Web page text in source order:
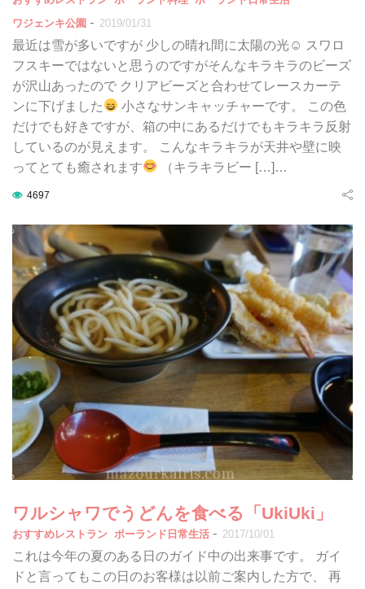
ワジェンキ公園 - 2019/01/31
最近は雪が多いですが 少しの晴れ間に太陽の光☺ スワロ
フスキーではないと思うのですがそんなキラキラのビーズ
が沢山あったので クリアビーズと合わせてレースカーテ
ンに下げました
小さなサンキャッチャーです。 この色
だけでも好きですが、箱の中にあるだけでもキラキラ反射
しているのが見えます。 こんなキラキラが天井や壁に映
ってとても癒されます
（キラキラビー […]…
4697
ワルシャワでうどんを食べる「UkiUki」
おすすめレストラン ポーランド日常生活 - 2017/10/01
これは今年の夏のある日のガイド中の出来事です。 ガイ
ドと言ってもこの日のお客様は以前ご案内した方で、 再